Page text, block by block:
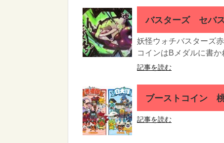
バスターズ セバ
妖怪ウォチバスターズ
コインはBメダルに書
記事を読む
ブーストコイン
記事を読む